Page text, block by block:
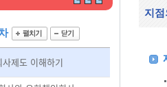
사제도 이해하기
지